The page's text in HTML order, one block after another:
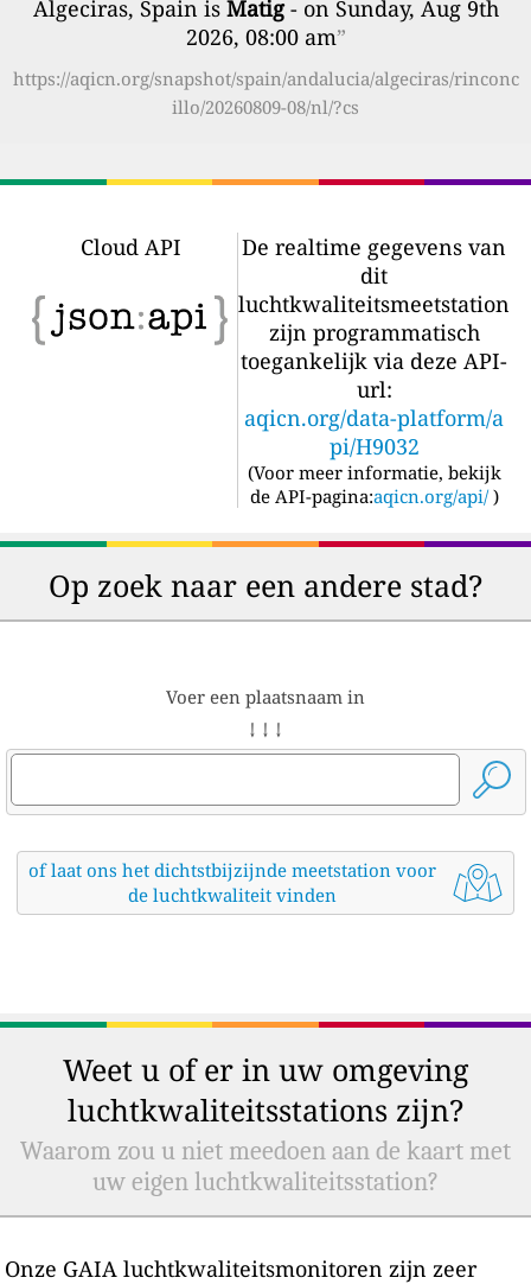
Algeciras, Spain is Matig- on Sunday, Aug 9th
2026, 08:00 am”
https://aqicn.org/snapshot/spain/andalucia/algeciras/rinconc
illo/20260809-08/nl/?cs
Cloud API
De realtime gegevens van
dit
luchtkwaliteitsmeetstation
zijn programmatisch
toegankelijk via deze API-
url:
aqicn.org/data-platform/a
pi/H9032
(Voor meer informatie, bekijk
de API-pagina:aqicn.org/api/ )
Op zoek naar een andere stad?
Voer een plaatsnaam in
↓ ↓ ↓
of laat ons het dichtstbijzijnde meetstation voor
de luchtkwaliteit vinden
Weet u of er in uw omgeving
luchtkwaliteitsstations zijn?
Waarom zou u niet meedoen aan de kaart met
uw eigen luchtkwaliteitsstation?
Onze GAIA luchtkwaliteitsmonitoren zijn zeer